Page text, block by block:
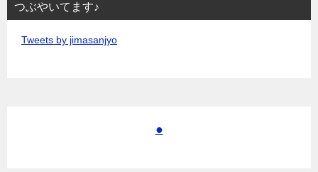
つぶやいてます♪
Tweets by jimasanjyo
●